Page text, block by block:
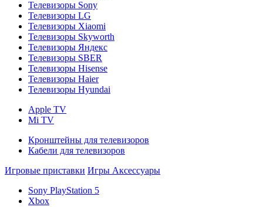
Телевизоры Sony
Телевизоры LG
Телевизоры Xiaomi
Телевизоры Skyworth
Телевизоры Яндекс
Телевизоры SBER
Телевизоры Hisense
Телевизоры Haier
Телевизоры Hyundai
Apple TV
Mi TV
Кронштейны для телевизоров
Кабели для телевизоров
Игровые приставки Игры Аксессуары
Sony PlayStation 5
Xbox